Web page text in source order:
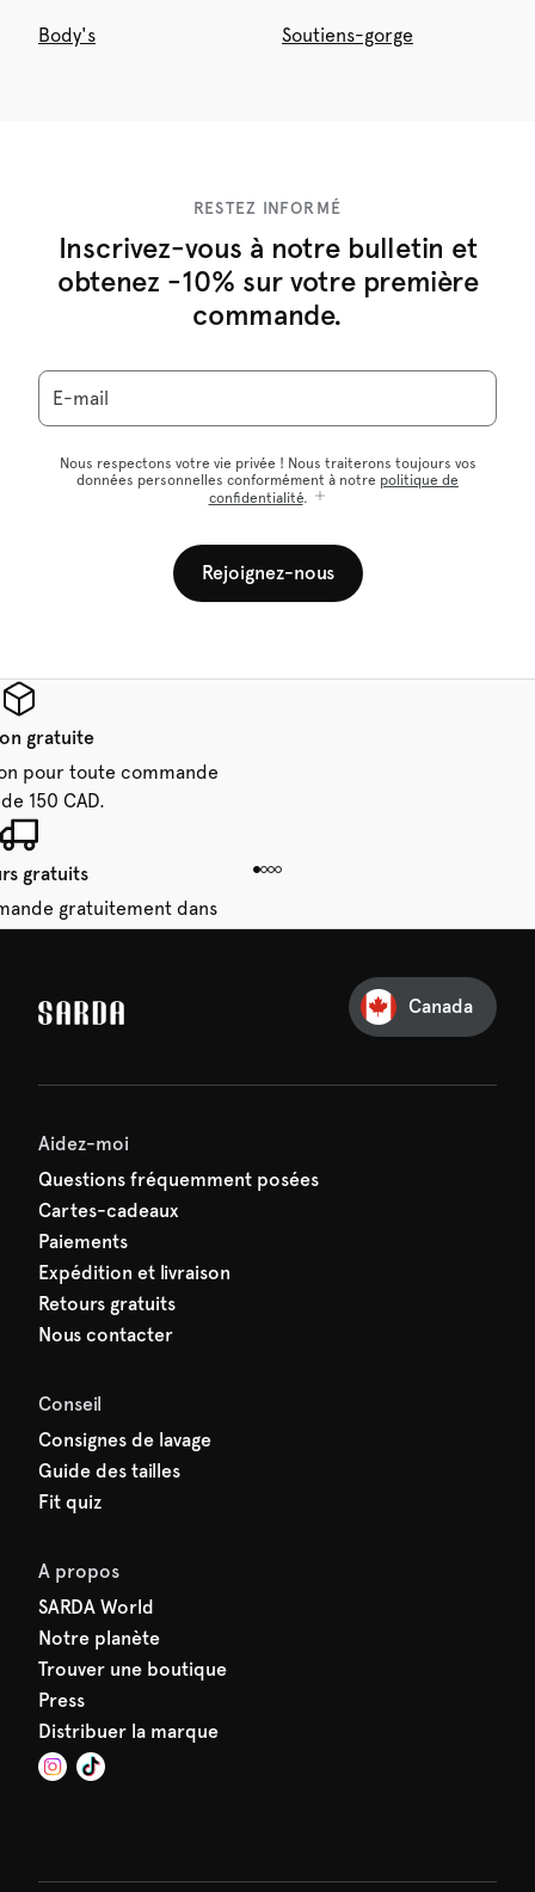
Body's Soutiens-gorge
RESTEZ INFORMÉ
Inscrivez-vous à notre bulletin et
obtenez -10% sur votre première
commande.
E-mail
Nous respectons votre vie privée ! Nous traiterons toujours vos
données personnelles conformément à notre politique de
confidentialité.
Rejoignez-nous
gratuite
pour toute commande
150 CAD.
gratuits
gratuitement dans
jours.
commande
Canada
Aidez-moi
Questions fréquemment posées
Cartes-cadeaux
Paiements
Expédition et livraison
Retours gratuits
Nous contacter
Conseil
Consignes de lavage
Guide des tailles
Fit quiz
A propos
SARDA World
Notre planète
Trouver une boutique
Press
Distribuer la marque